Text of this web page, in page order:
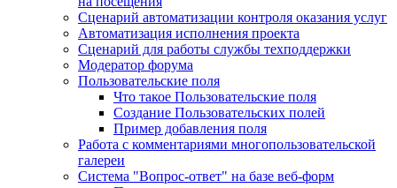
Сценарий автоматизации контроля оказания услуг
Автоматизация исполнения проекта
Сценарий для работы службы техподдержки
Модератор форума
Пользовательские поля
Что такое Пользовательские поля
Создание Пользовательских полей
Пример добавления поля
Работа с комментариями многопользовательской
галереи
Система "Вопрос-ответ" на базе веб-форм